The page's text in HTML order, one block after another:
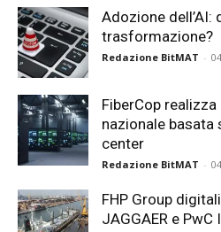
Adozione
trasformazione?
Redazione BitMAT -
FiberCop
nazionale
center
Redazione BitMAT -
FHP Group
JAGGAER e PwC